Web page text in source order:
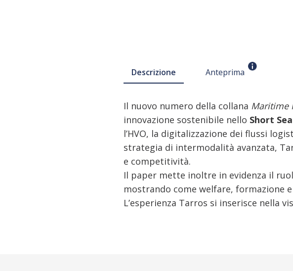
Descrizione Anteprima
Il nuovo numero della collana Maritime
innovazione sostenibile nello Short
l’HVO, la digitalizzazione dei flussi
strategia di intermodalità avanzata,
e competitività.
Il paper mette inoltre in evidenza il
mostrando come welfare, formazione
L’esperienza Tarros si inserisce nella